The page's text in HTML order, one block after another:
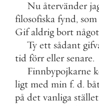
Nu återvänder
filosofiska fynd, som
Gif aldrig bort något
Ty ett sådant
tid förr eller senare.
Finnbypojkarne
ligt med min f. d.
på det vanliga stället